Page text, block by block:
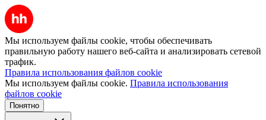
Мы используем файлы cookie, чтобы обеспечивать
правильную работу нашего веб-сайта и анализировать сетевой
трафик.
Правила использования файлов cookie
Мы используем файлы cookie. Правила использования
файлов cookie
Понятно